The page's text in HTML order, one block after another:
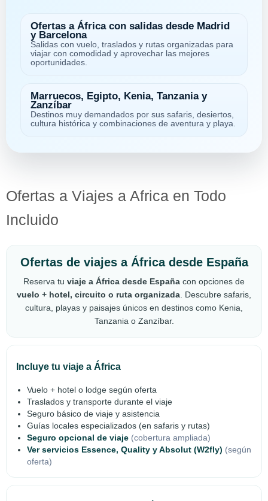
Ofertas a África con salidas desde Madrid
y Barcelona
Salidas con vuelo, traslados y rutas organizadas para
viajar con comodidad y aprovechar las mejores
oportunidades.
Marruecos, Egipto, Kenia, Tanzania y
Zanzíbar
Destinos muy demandados por sus safaris, desiertos,
cultura histórica y combinaciones de aventura y playa.
Ofertas a Viajes a Africa en Todo
Incluido
Ofertas de viajes a África desde España
Reserva tu viaje a África desde España con opciones de
vuelo + hotel, circuito o ruta organizada . Descubre safaris,
cultura, playas y paisajes únicos en destinos como Kenia,
Tanzania o Zanzíbar.
Incluye tu viaje a África
Vuelo + hotel o lodge según oferta
Traslados y transporte durante el viaje
Seguro básico de viaje y asistencia
Guías locales especializados (en safaris y rutas)
Seguro opcional de viaje (cobertura ampliada)
Ver servicios Essence, Quality y Absolut (W2fly) (según
oferta)